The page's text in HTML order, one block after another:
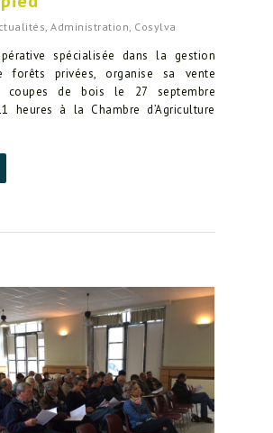
Administration Cosylva
spécialisée dans la gestion
forêts privées, organise sa vente
coupes de bois le 27 septembre
heures à la Chambre d’Agriculture